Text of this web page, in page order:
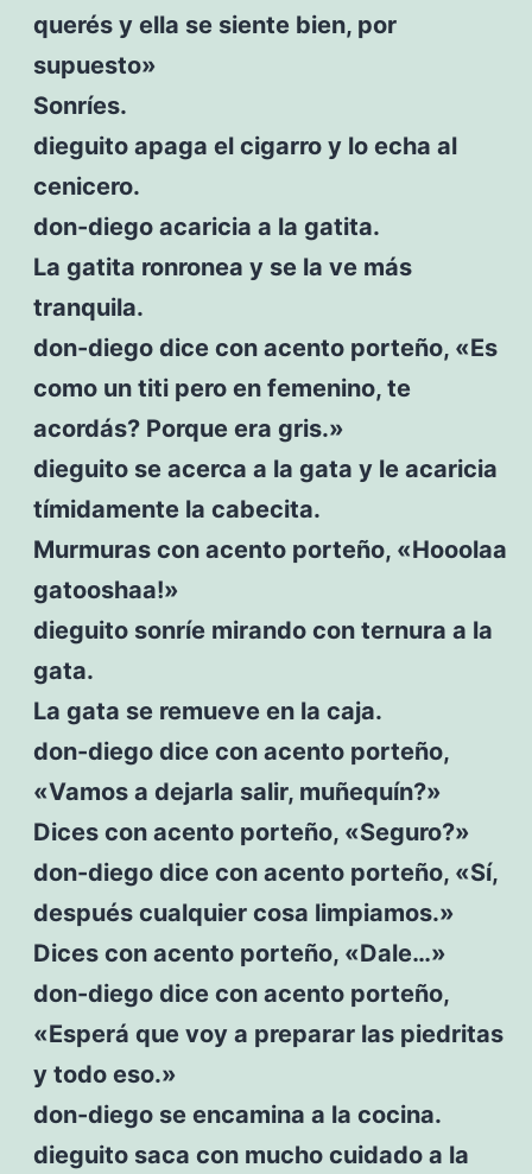
querés y ella se siente bien, por
supuesto»
Sonríes.
dieguito apaga el cigarro y lo echa al
cenicero.
don-diego acaricia a la gatita.
La gatita ronronea y se la ve más
tranquila.
don-diego dice con acento porteño, «Es
como un titi pero en femenino, te
acordás? Porque era gris.»
dieguito se acerca a la gata y le acaricia
tímidamente la cabecita.
Murmuras con acento porteño, «Hooolaa
gatooshaa!»
dieguito sonríe mirando con ternura a la
gata.
La gata se remueve en la caja.
don-diego dice con acento porteño,
«Vamos a dejarla salir, muñequín?»
Dices con acento porteño, «Seguro?»
don-diego dice con acento porteño, «Sí,
después cualquier cosa limpiamos.»
Dices con acento porteño, «Dale…»
don-diego dice con acento porteño,
«Esperá que voy a preparar las piedritas
y todo eso.»
don-diego se encamina a la cocina.
dieguito saca con mucho cuidado a la